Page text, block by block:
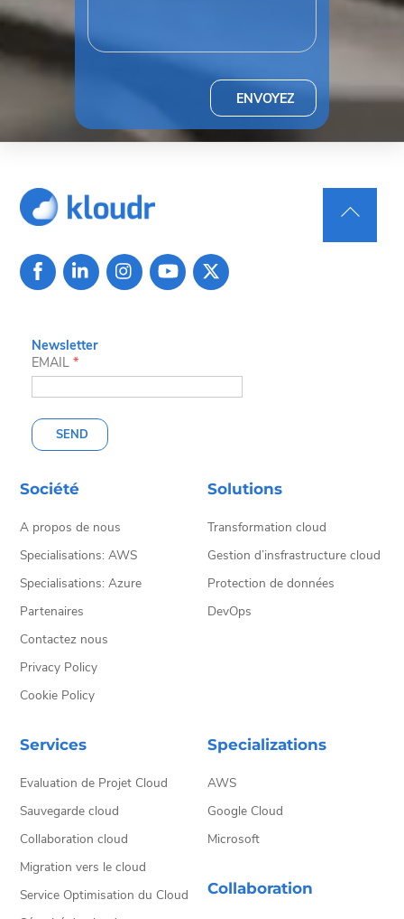
ENVOYEZ
Back
To
Newsletter
EMAIL*
SEND
Société
A propos de nous
Specialisations: AWS
Specialisations: Azure
Partenaires
Contactez nous
Privacy Policy
Cookie Policy
Solutions
Transformation cloud
Gestion d’insfrastructure cloud
Protection de données
DevOps
Services
Evaluation de Projet Cloud
Sauvegarde cloud
Collaboration cloud
Migration vers le cloud
Service Optimisation du Cloud
Specializations
AWS
Google Cloud
Microsoft
Collaboration